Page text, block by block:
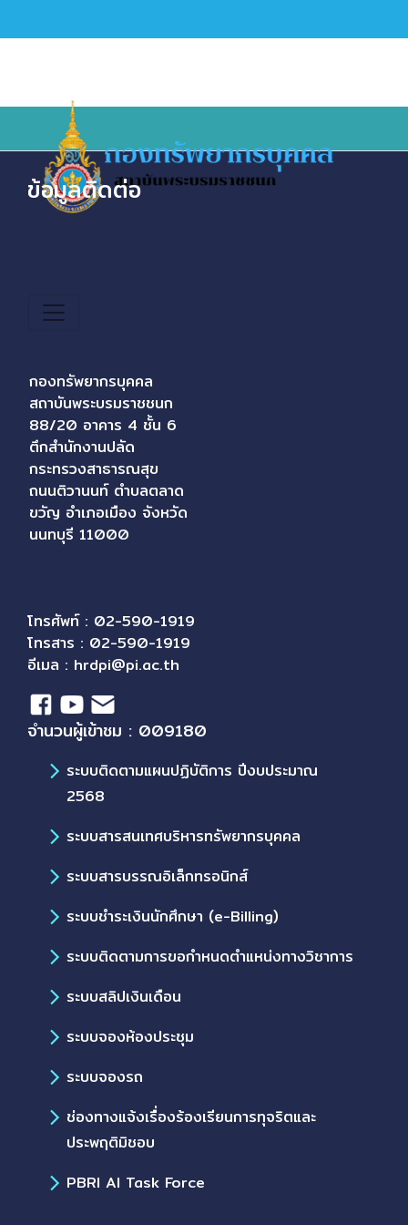
ข้อมูลติดต่อ
กองทรัพยากรบุคคล
สถาบันพระบรมราชชนก
88/20 อาคาร 4 ชั้น 6
ตึกสำนักงานปลัด
กระทรวงสาธารณสุข
ถนนติวานนท์ ตำบลตลาด
ขวัญ อำเภอเมือง จังหวัด
นนทบุรี 11000
โทรศัพท์ : 02-590-1919
โทรสาร : 02-590-1919
อีเมล : hrdpi@pi.ac.th
จำนวนผู้เข้าชม : 009180
ระบบติดตามแผนปฏิบัติการ ปีงบประมาณ
2568
ระบบสารสนเทศบริหารทรัพยากรบุคคล
ระบบสารบรรณอิเล็กทรอนิกส์
ระบบชำระเงินนักศึกษา (e-Billing)
ระบบติดตามการขอกำหนดตำแหน่งทางวิชาการ
ระบบสลิปเงินเดือน
ระบบจองห้องประชุม
ระบบจองรถ
ช่องทางแจ้งเรื่องร้องเรียนการทุจริตและ
ประพฤติมิชอบ
PBRI AI Task Force